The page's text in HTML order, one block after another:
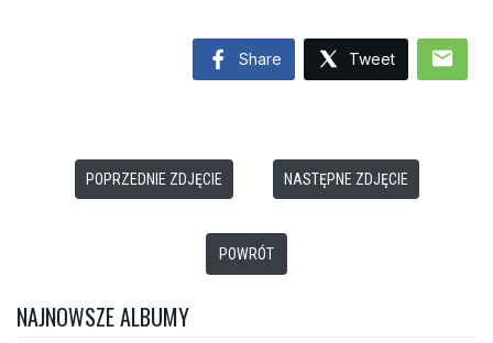
Share Tweet mail
POPRZEDNIE ZDJĘCIE NASTĘPNE ZDJĘCIE
POWRÓT
NAJNOWSZE ALBUMY